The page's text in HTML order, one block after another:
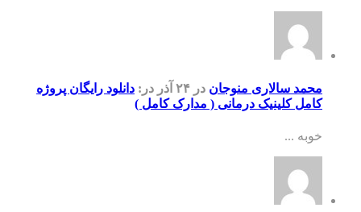
محمد سالاری منوجان در ۲۴ آذر در: دانلود رایگان پروژه
کامل کلینیک درمانی ( مدارک کامل )
خوبه ...